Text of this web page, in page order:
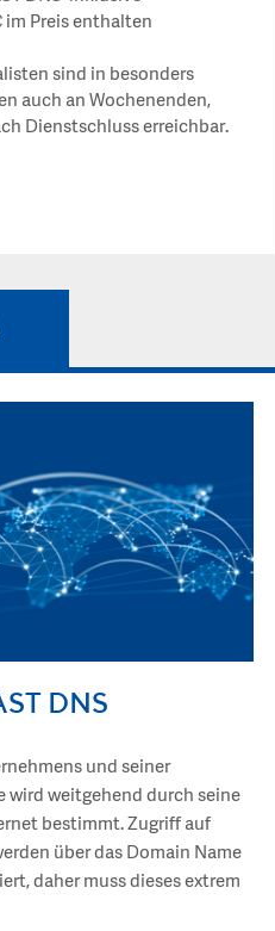
im Preis enthalten
sind in besonders
auch an Wochenenden,
Dienstschluss erreichbar.
DNS
und seiner
wird weitgehend durch seine
bestimmt. Zugriff auf
über das Domain Name
daher muss dieses extrem